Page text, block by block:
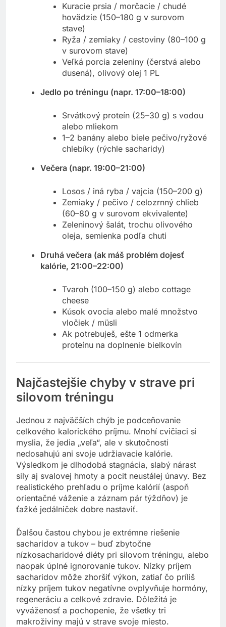
Kuracie prsia / morčacie / chudé
hovädzie (150–180 g v surovom
stave)
Ryža / zemiaky / cestoviny (80–100 g
v surovom stave)
Veľká porcia zeleniny (čerstvá alebo
dusená), olivový olej 1 PL
Jedlo po tréningu (napr. 17:00–18:00)
Srvátkový proteín (25–30 g) s vodou
alebo mliekom
1–2 banány alebo biele pečivo/ryžové
chlebíky (rýchle sacharidy)
Večera (napr. 19:00–21:00)
Losos / iná ryba / vajcia (150–200 g)
Zemiaky / pečivo / celozrnný chlieb
(60–80 g v surovom ekvivalente)
Zeleninový šalát, trochu olivového
oleja, semienka podľa chuti
Druhá večera (ak máš problém dojesť
kalórie, 21:00–22:00)
Tvaroh (100–150 g) alebo cottage
cheese
Kúsok ovocia alebo malé množstvo
vločiek / müsli
Ak potrebuješ, ešte 1 odmerka
proteínu na doplnenie bielkovín
Najčastejšie chyby v strave pri
silovom tréningu
Jednou z najväčších chýb je podceňovanie
celkového kalorického príjmu. Mnohí cvičiaci si
myslia, že jedia „veľa“, ale v skutočnosti
nedosahujú ani svoje udržiavacie kalórie.
Výsledkom je dlhodobá stagnácia, slabý nárast
sily aj svalovej hmoty a pocit neustálej únavy. Bez
realistického prehľadu o príjme kalórií (aspoň
orientačné váženie a záznam pár týždňov) je
ťažké jedálniček dobre nastaviť.
Ďalšou častou chybou je extrémne riešenie
sacharidov a tukov – buď zbytočne
nízkosacharidové diéty pri silovom tréningu, alebo
naopak úplné ignorovanie tukov. Nízky príjem
sacharidov môže zhoršiť výkon, zatiaľ čo príliš
nízky príjem tukov negatívne ovplyvňuje hormóny,
regeneráciu a celkové zdravie. Dôležitá je
vyváženosť a pochopenie, že všetky tri
makroživiny majú v strave svoje miesto.